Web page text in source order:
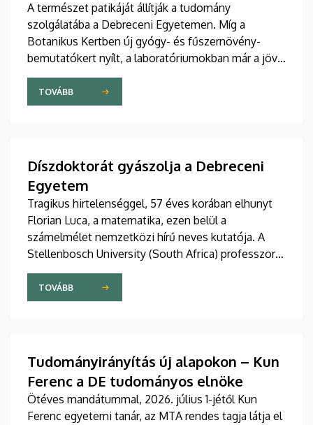
A természet patikáját állítják a tudomány
szolgálatába a Debreceni Egyetemen. Míg a
Botanikus Kertben új gyógy- és fűszernövény-
bemutatókert nyílt, a laboratóriumokban már a jövő
természetes gyógyszereit tökéletesítik a kutatók.
A nemzetközileg is elismert debreceni fejlesztések
– a bőrbarát rózsakrémtől a normál vércukorszintet
M. Tóth Ildikó Sajtóközpont saját gyártású
tudományos sorozatának legújabb riportjában.
TOVÁBB
Díszdoktorát gyászolja a Debreceni
Egyetem
Tragikus hirtelenséggel, 57 éves korában elhunyt
Florian Luca, a matematika, ezen belül a
számelmélet nemzetközi hírű neves kutatója. A
Stellenbosch University (South Africa) professzorát
2025 novemberében avatta díszdoktorai sorába a
Debreceni Egyetem.
TOVÁBB
Tudományirányítás új alapokon – Kun
Ferenc a DE tudományos elnöke
Ötéves mandátummal, 2026. július 1-jétől Kun
Ferenc egyetemi tanár, az MTA rendes tagja látja el